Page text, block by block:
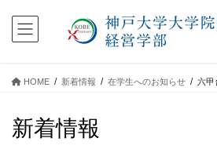
HOME 新着情報 在学生へのお知らせ 六甲
新着情報